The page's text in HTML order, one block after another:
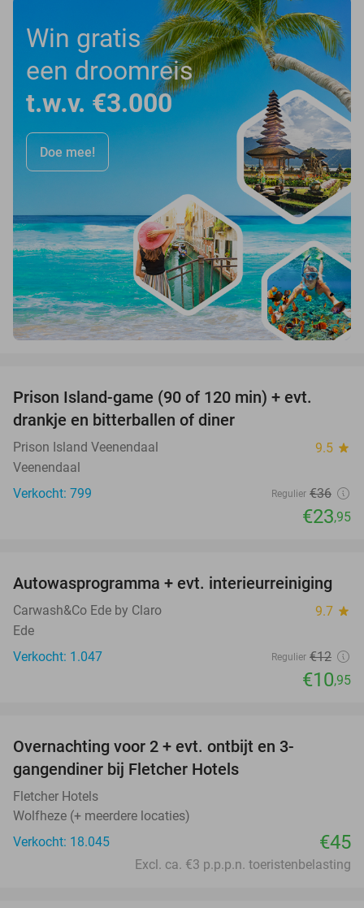
Win gratis
een droomreis
t.w.v. €3.000
Doe mee!
Prison Island-game (90 of 120 min) + evt.
drankje en bitterballen of diner
Prison Island Veenendaal 9.5 star
Veenendaal
Verkocht: 799
Regulier €36
€23,95
9%
Autowasprogramma + evt. interieurreiniging
Carwash&Co Ede by Claro 9.7 star
Ede
Verkocht: 1.047
Regulier €12
€10,95
Overnachting voor 2 + evt. ontbijt en 3-
gangendiner bij Fletcher Hotels
Fletcher Hotels
Wolfheze (+ meerdere locaties)
Verkocht: 18.045
€45
Excl. ca. €3 p.p.p.n. toeristenbelasting